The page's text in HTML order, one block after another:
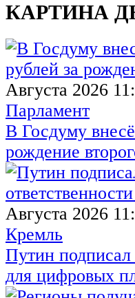
КАРТИНА
Августа 2026
Парламент
В Госдуму
рождение
Августа 2026
Кремль
Путин подписал
для цифровых